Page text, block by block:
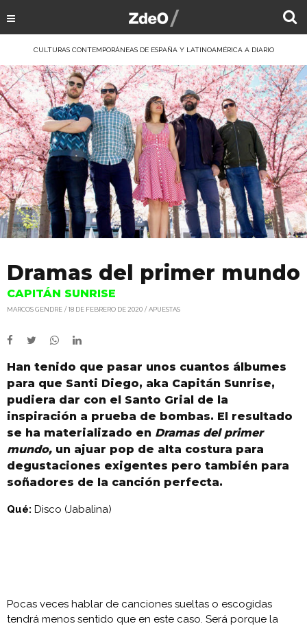
CULTURAS CONTEMPORÁNEAS DE ESPAÑA Y LATINOAMÉRICA A DIARIO
Dramas del primer mundo
CAPITÁN SUNRISE
MARCOS GENDRE 18 DE FEBRERO DE 2020 APUESTAS
Han tenido que pasar unos cuantos álbumes
para que Santi Diego, aka Capitán Sunrise,
pudiera dar con el Santo Grial de la
inspiración a prueba de bombas. El resultado
se ha materializado en Dramas del primer
mundo, un ajuar pop de alta costura para
degustaciones exigentes pero también para
soñadores de la canción perfecta.
Qué: Disco (Jabalina)
Pocas veces hablar de canciones sueltas o escogidas
tendrá menos sentido que en este caso. Será porque la